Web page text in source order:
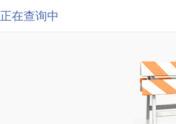
正在查询中